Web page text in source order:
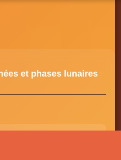
et phases lunaires